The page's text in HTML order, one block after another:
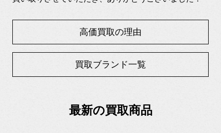
高価買取の理由
買取ブランド一覧
最新の買取商品